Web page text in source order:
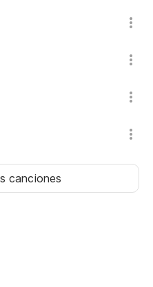
canciones